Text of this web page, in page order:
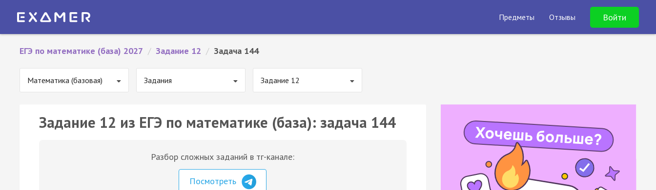
Предметы Отзывы Войти
ЕГЭ по математике (база) 2027 / Задание 12 / Задача 144
Математика (базовая) Задания Задание 12
Задание 12 из ЕГЭ по математике (база): задача 144
Разбор сложных заданий в тг-канале:
Посмотреть